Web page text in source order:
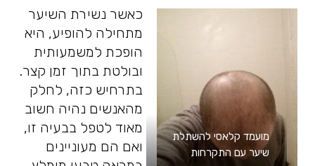
מועמד קלאסי להשתלת
שיער עם התקרחות
כאשר נשירת השיער
מתחילה להופיע, היא
הופכת למשמעותית
ובולטת בתוך זמן קצר.
בתרחיש כזה, לחלק
מהאנשים נהיה חשוב
מאוד לטפל בבעיה זו,
ואם הם מעוניינים